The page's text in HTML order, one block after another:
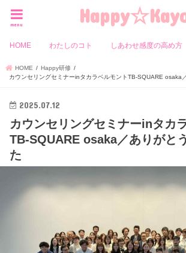
menu
HOME わたしのコト しあわせ感度の高め方
HOME
Happy研修
カウンセリングセミナーinタカラベルモントTB-SQUARE osaka
2025.07.12
カウンセリングセミナーinタカ
TB-SQUARE osaka／ありがと
た